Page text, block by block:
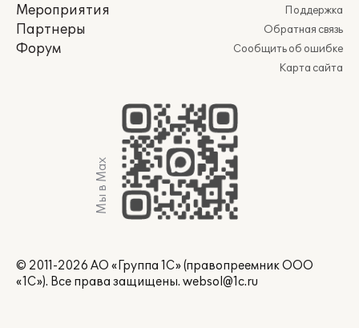
Мероприятия
Партнеры
Форум
Поддержка
Обратная связь
Сообщить об ошибке
Карта сайта
Мы в Max
© 2011-2026 АО «Группа 1С» (правопреемник ООО
«1С»). Все права защищены. websol@1c.ru